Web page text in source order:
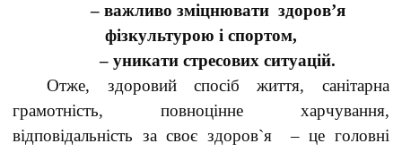
– важливо зміцнювати здоров’я
фізкультурою і спортом,
– уникати стресових ситуацій.
Отже, здоровий спосіб життя, санітарна
грамотність, повноцінне харчування,
відповідальність за своє здоров`я – це головні